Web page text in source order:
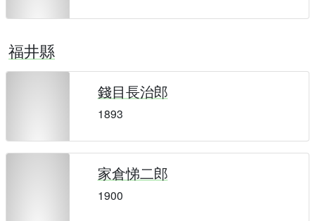
福井縣
錢目長治郎
1893
家倉悌二郎
1900